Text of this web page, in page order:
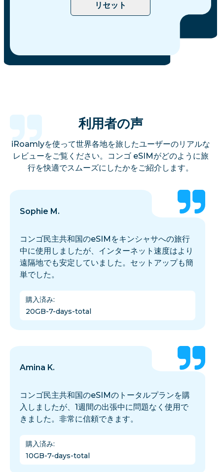
リセット
利用者の声
iRoamlyを使って世界各地を旅したユーザーのリアルな
レビューをご覧ください。コンゴ eSIMがどのように旅
行を快適でスムーズにしたかをご紹介します。
Sophie M.
コンゴ民主共和国のeSIMをキンシャサへの旅行
中に使用しましたが、インターネット速度はより
遠隔地でも安定していました。セットアップも簡
単でした。
購入済み:
20GB-7-days-total
Amina K.
コンゴ民主共和国のeSIMのトータルプランを購
入しましたが、1週間の出張中に問題なく使用で
きました。非常に信頼できます。
購入済み:
10GB-7-days-total